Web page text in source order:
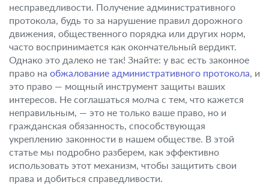
несправедливости. Получение административного
протокола, будь то за нарушение правил дорожного
движения, общественного порядка или других норм,
часто воспринимается как окончательный вердикт.
Однако это далеко не так! Знайте: у вас есть законное
право на обжалование административного протокола, и
это право — мощный инструмент защиты ваших
интересов. Не соглашаться молча с тем, что кажется
неправильным, — это не только ваше право, но и
гражданская обязанность, способствующая
укреплению законности в нашем обществе. В этой
статье мы подробно разберем, как эффективно
использовать этот механизм, чтобы защитить свои
права и добиться справедливости.